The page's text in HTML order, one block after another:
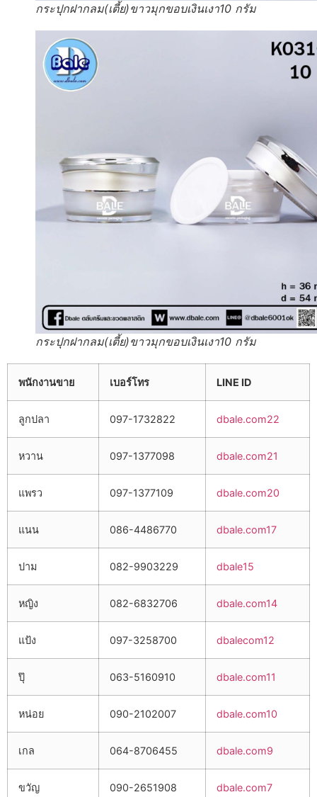
กระปุกฝากลม(เตี้ย)ขาวมุกขอบเงินเงา10 กรัม
กระปุกฝากลม(เตี้ย)ขาวมุกขอบเงินเงา10 กรัม
พนักงานขาย เบอร์โทร LINE ID
ลูกปลา 097-1732822 dbale.com22
หวาน 097-1377098 dbale.com21
แพรว 097-1377109 dbale.com20
แนน 086-4486770 dbale.com17
ปาม 082-9903229 dbale15
หญิง 082-6832706 dbale.com14
แป้ง 097-3258700 dbalecom12
ปุ๊ 063-5160910 dbale.com11
หน่อย 090-2102007 dbale.com10
เกล 064-8706455 dbale.com9
ขวัญ 090-2651908 dbale.com7